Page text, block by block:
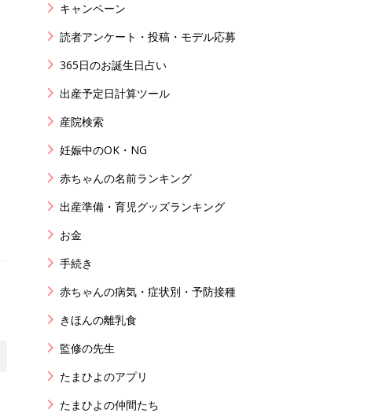
キャンペーン
読者アンケート・投稿・モデル応募
365日のお誕生日占い
出産予定日計算ツール
産院検索
妊娠中のOK・NG
赤ちゃんの名前ランキング
出産準備・育児グッズランキング
お金
手続き
赤ちゃんの病気・症状別・予防接種
きほんの離乳食
監修の先生
たまひよのアプリ
たまひよの仲間たち